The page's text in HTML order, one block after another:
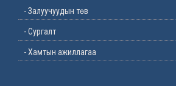
- Залуучуудын төв
- Сургалт
- Хамтын ажиллагаа